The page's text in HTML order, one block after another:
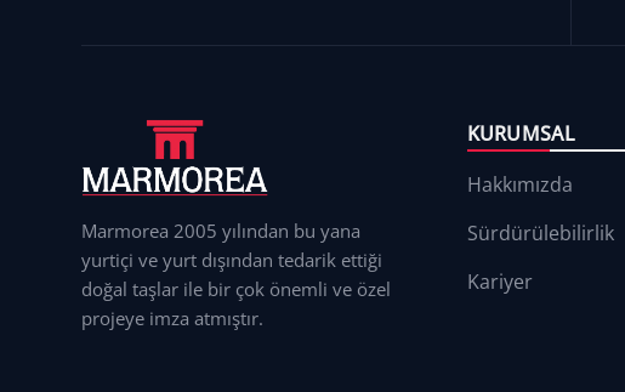
Marmorea 2005 yılından bu yana
yurtiçi ve yurt dışından tedarik ettiği
doğal taşlar ile bir çok önemli ve özel
projeye imza atmıştır.
KURUMSAL
Hakkımızda
Sürdürülebilirlik
Kariyer